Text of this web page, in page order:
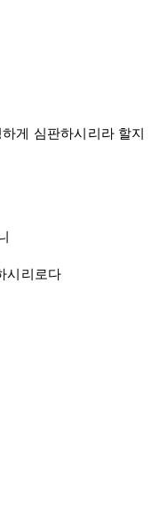
게 심판하시리라 할지
시리로다